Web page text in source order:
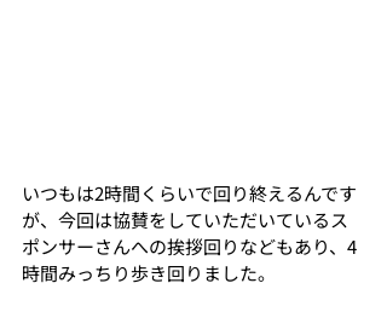
いつもは2時間くらいで回り終えるんです
が、今回は協賛をしていただいているス
ポンサーさんへの挨拶回りなどもあり、4
時間みっちり歩き回りました。